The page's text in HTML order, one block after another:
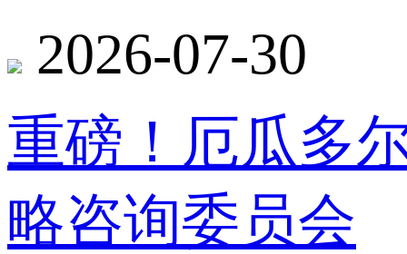
2026-07-30
重磅！厄瓜多
略咨询委员会